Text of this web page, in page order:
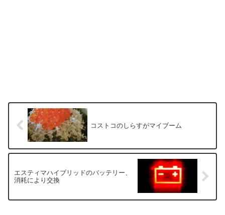
コストコのしらすがマイブーム
エスティマハイブリッドのバッテリー、
消耗により交換